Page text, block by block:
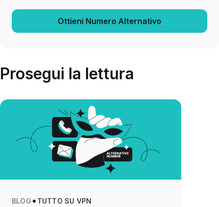
Ottieni Numero Alternativo
Prosegui la lettura
BLOG TUTTO SU VPN